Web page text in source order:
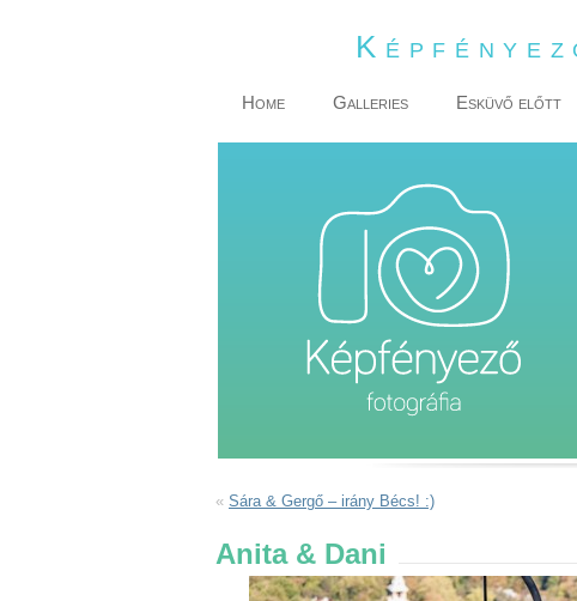
Home Galleries Esküvő előtt
« Sára & Gergő – irány Bécs! :)
Anita & Dani